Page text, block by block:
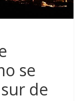
se
de